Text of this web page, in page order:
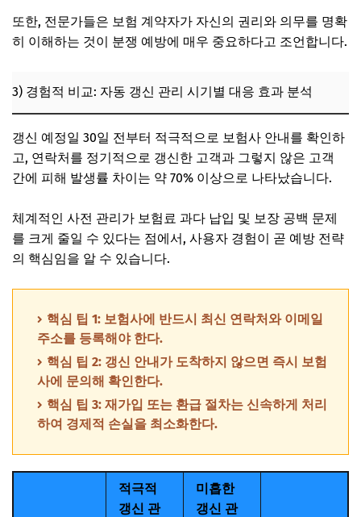
또한, 전문가들은 보험 계약자가 자신의 권리와 의무를 명확
히 이해하는 것이 분쟁 예방에 매우 중요하다고 조언합니다.
3) 경험적 비교: 자동 갱신 관리 시기별 대응 효과 분석
갱신 예정일 30일 전부터 적극적으로 보험사 안내를 확인하
고, 연락처를 정기적으로 갱신한 고객과 그렇지 않은 고객
간에 피해 발생률 차이는 약 70% 이상으로 나타났습니다.
체계적인 사전 관리가 보험료 과다 납입 및 보장 공백 문제
를 크게 줄일 수 있다는 점에서, 사용자 경험이 곧 예방 전략
의 핵심임을 알 수 있습니다.
핵심 팁 1: 보험사에 반드시 최신 연락처와 이메일
주소를 등록해야 한다.
핵심 팁 2: 갱신 안내가 도착하지 않으면 즉시 보험
사에 문의해 확인한다.
핵심 팁 3: 재가입 또는 환급 절차는 신속하게 처리
하여 경제적 손실을 최소화한다.
적극적
갱신 관
미흡한
갱신 관